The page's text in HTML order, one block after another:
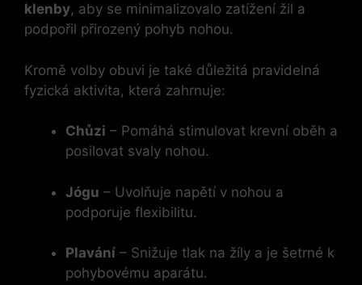
klenby, aby se minimalizovalo zatížení žil a
podpořil přirozený pohyb nohou.
Kromě volby obuvi je také důležitá pravidelná
fyzická aktivita, která zahrnuje:
Chůzi – Pomáhá stimulovat krevní oběh a
posilovat svaly nohou.
Jógu – Uvolňuje napětí v nohou a
podporuje flexibilitu.
Plavání – Snižuje tlak na žíly a je šetrné k
pohybovému aparátu.